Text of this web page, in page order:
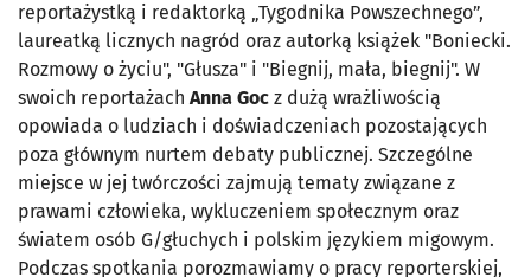
reportażystką i redaktorką „Tygodnika Powszechnego”,
laureatką licznych nagród oraz autorką książek "Boniecki.
Rozmowy o życiu", "Głusza" i "Biegnij, mała, biegnij". W
swoich reportażach Anna Goc z dużą wrażliwością
opowiada o ludziach i doświadczeniach pozostających
poza głównym nurtem debaty publicznej. Szczególne
miejsce w jej twórczości zajmują tematy związane z
prawami człowieka, wykluczeniem społecznym oraz
światem osób G/głuchych i polskim językiem migowym.
Podczas spotkania porozmawiamy o pracy reporterskiej,